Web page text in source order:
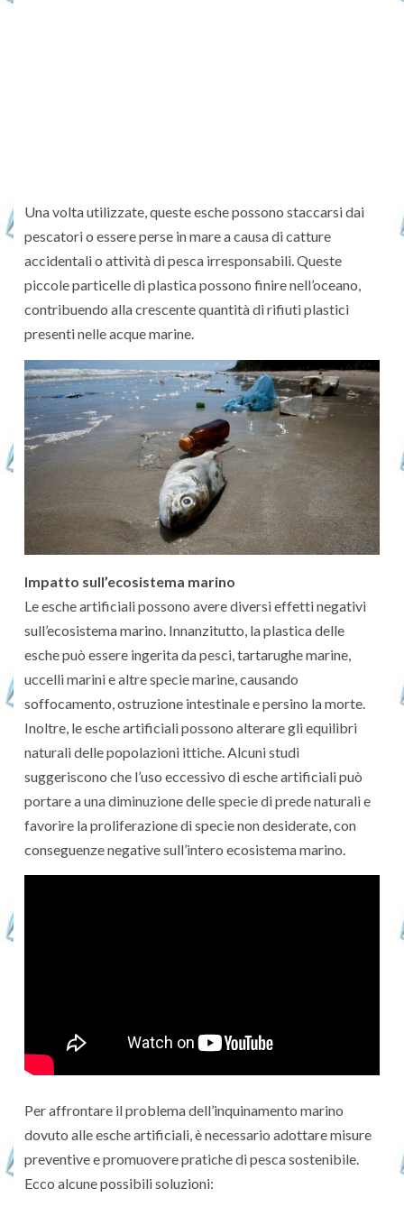
Una volta utilizzate, queste esche possono staccarsi dai
pescatori o essere perse in mare a causa di catture
accidentali o attività di pesca irresponsabili. Queste
piccole particelle di plastica possono finire nell’oceano,
contribuendo alla crescente quantità di rifiuti plastici
presenti nelle acque marine.
Impatto sull’ecosistema marino
Le esche artificiali possono avere diversi effetti negativi
sull’ecosistema marino. Innanzitutto, la plastica delle
esche può essere ingerita da pesci, tartarughe marine,
uccelli marini e altre specie marine, causando
soffocamento, ostruzione intestinale e persino la morte.
Inoltre, le esche artificiali possono alterare gli equilibri
naturali delle popolazioni ittiche. Alcuni studi
suggeriscono che l’uso eccessivo di esche artificiali può
portare a una diminuzione delle specie di prede naturali e
favorire la proliferazione di specie non desiderate, con
conseguenze negative sull’intero ecosistema marino.
Per affrontare il problema dell’inquinamento marino
dovuto alle esche artificiali, è necessario adottare misure
preventive e promuovere pratiche di pesca sostenibile.
Ecco alcune possibili soluzioni: